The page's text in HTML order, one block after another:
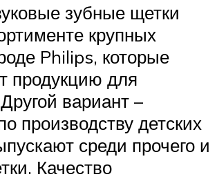
зубные щетки
крупных
Philips, которые
продукцию для
вариант –
производству детских
среди прочего и
Качество